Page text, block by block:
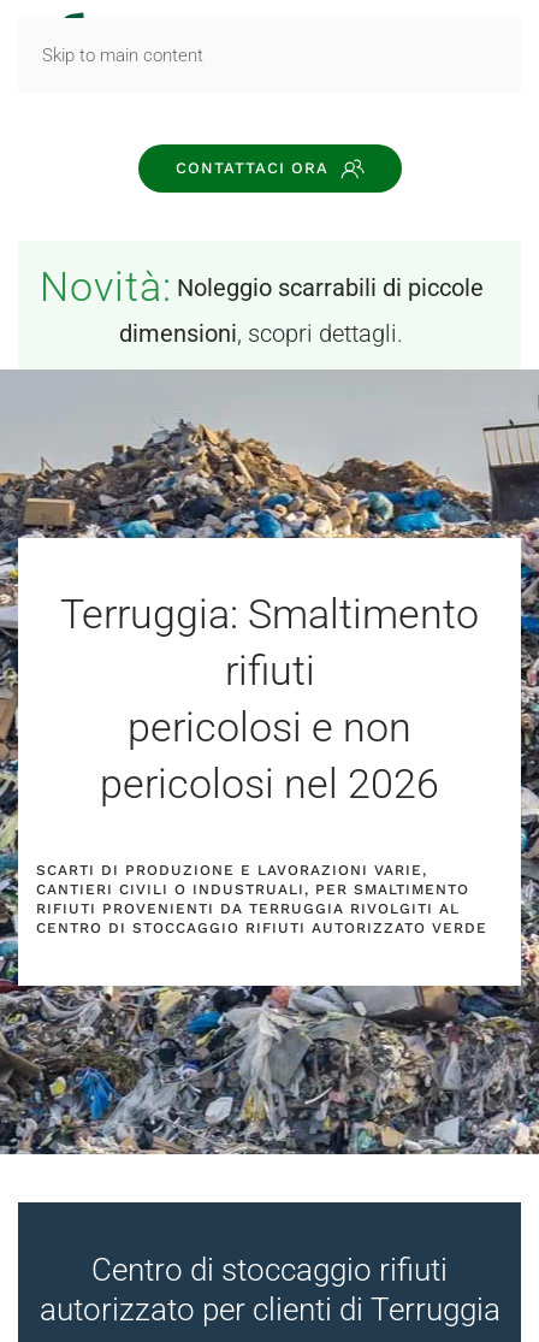
Skip to main content
CONTATTACI ORA
Novità: Noleggio scarrabili di piccole
dimensioni, scopri dettagli.
Terruggia: Smaltimento
rifiuti
pericolosi e non
pericolosi nel 2026
SCARTI DI PRODUZIONE E LAVORAZIONI VARIE,
CANTIERI CIVILI O INDUSTRUALI, PER SMALTIMENTO
RIFIUTI PROVENIENTI DA TERRUGGIA RIVOLGITI AL
CENTRO DI STOCCAGGIO RIFIUTI AUTORIZZATO VERDE
Centro di stoccaggio rifiuti
autorizzato per clienti di Terruggia